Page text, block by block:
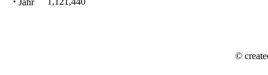
Jahr
©